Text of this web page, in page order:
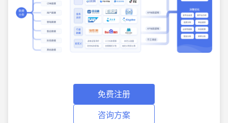
免费注册
咨询方案